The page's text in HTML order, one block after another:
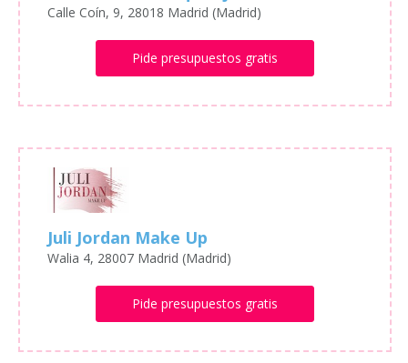
Calle Coín, 9, 28018 Madrid (Madrid)
Pide presupuestos gratis
Juli Jordan Make Up
Walia 4, 28007 Madrid (Madrid)
Pide presupuestos gratis